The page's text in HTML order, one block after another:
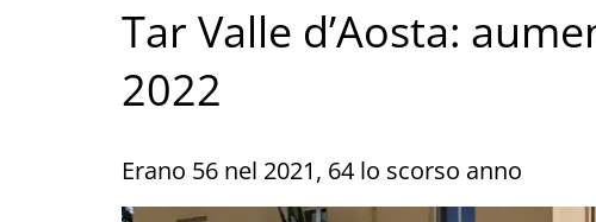
Tar Valle d’Aosta:
2022
Erano 56 nel 2021, 64 lo scorso anno